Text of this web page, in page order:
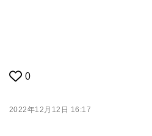
0
2022年12月12日 16:17